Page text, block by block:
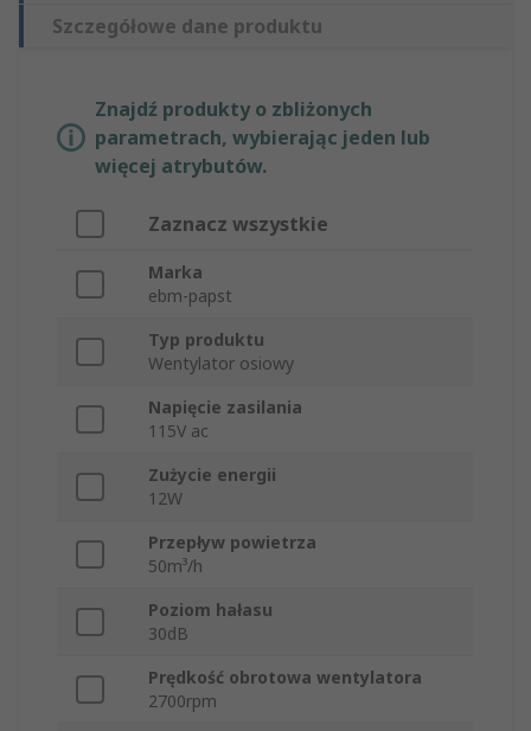
Szczegółowe dane produktu
Znajdź produkty o zbliżonych
parametrach, wybierając jeden lub
więcej atrybutów.
Zaznacz wszystkie
Marka
ebm-papst
Typ produktu
Wentylator osiowy
Napięcie zasilania
115V ac
Zużycie energii
12W
Przepływ powietrza
50m³/h
Poziom hałasu
30dB
Prędkość obrotowa wentylatora
2700rpm